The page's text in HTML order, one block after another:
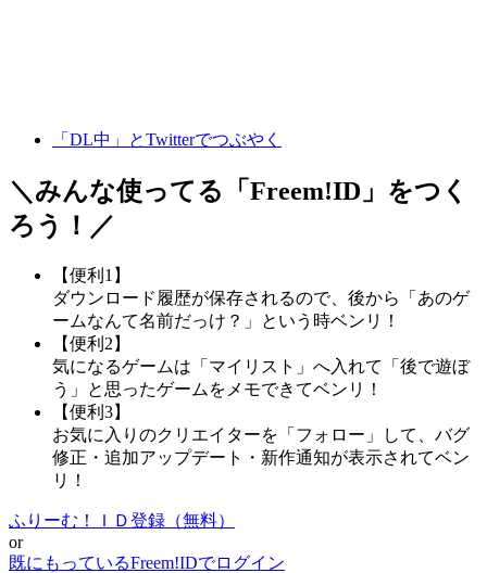
「DL中」とTwitterでつぶやく
＼みんな使ってる「 Freem!ID 」をつく
ろう！／
【便利1】
ダウンロード履歴が保存されるので、後から「あのゲ
ームなんて名前だっけ？」という時ベンリ！
【便利2】
気になるゲームは「マイリスト」へ入れて「後で遊ぼ
う」と思ったゲームをメモできてベンリ！
【便利3】
お気に入りのクリエイターを「フォロー」して、バグ
修正・追加アップデート・新作通知が表示されてベン
リ！
ふりーむ！ＩＤ登録（無料）
or
既にもっているFreem!IDでログイン